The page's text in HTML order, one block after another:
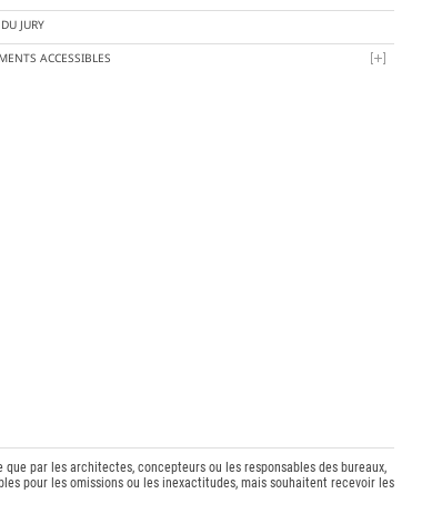
JURY
ACCESSIBLES
par les architectes, concepteurs ou les responsables des bureaux,
pour les omissions ou les inexactitudes, mais souhaitent recevoir les